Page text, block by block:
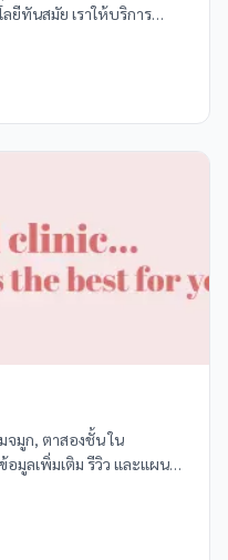
ยีทันสมัย เราให้บริการ
จมูก, ตาสองชั้น ใน
อมูลเพิ่มเติม รีวิว และแผนที่